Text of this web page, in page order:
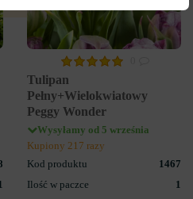
Tulipan
Pełny+Wielokwiatowy
Peggy Wonder
Wysyłamy od 5 września
Kupiony 217 razy
Kod produktu
1467
Ilość w paczce
1